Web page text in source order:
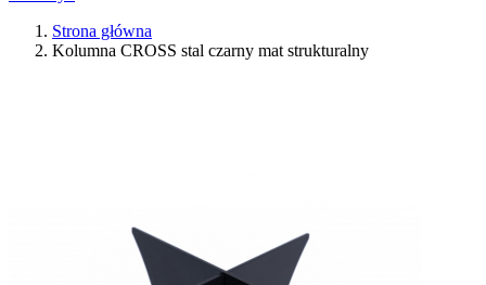
Strona główna
Kolumna CROSS stal czarny mat strukturalny